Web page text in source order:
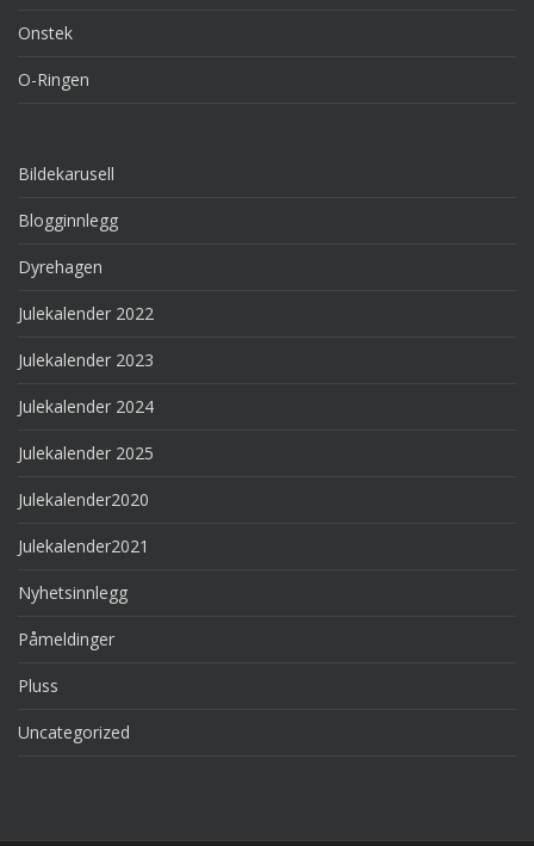
Onstek
O-Ringen
Bildekarusell
Blogginnlegg
Dyrehagen
Julekalender 2022
Julekalender 2023
Julekalender 2024
Julekalender 2025
Julekalender2020
Julekalender2021
Nyhetsinnlegg
Påmeldinger
Pluss
Uncategorized